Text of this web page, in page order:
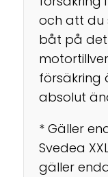
och att du
båt på
försäkring
absolut
* Gäller
Svedea
gäller